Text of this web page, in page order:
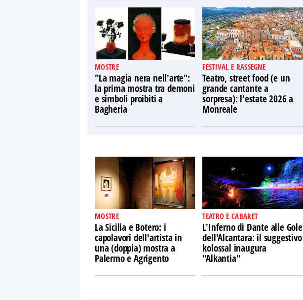
MOSTRE
"La magia nera nell'arte":
la prima mostra tra demoni
e simboli proibiti a
Bagheria
FESTIVAL E RASSEGNE
Teatro, street food (e un
grande cantante a
sorpresa): l'estate 2026 a
Monreale
MOSTRE
La Sicilia e Botero: i
capolavori dell'artista in
una (doppia) mostra a
Palermo e Agrigento
TEATRO E CABARET
L'Inferno di Dante alle Gole
dell'Alcantara: il suggestivo
kolossal inaugura
"Alkantia"